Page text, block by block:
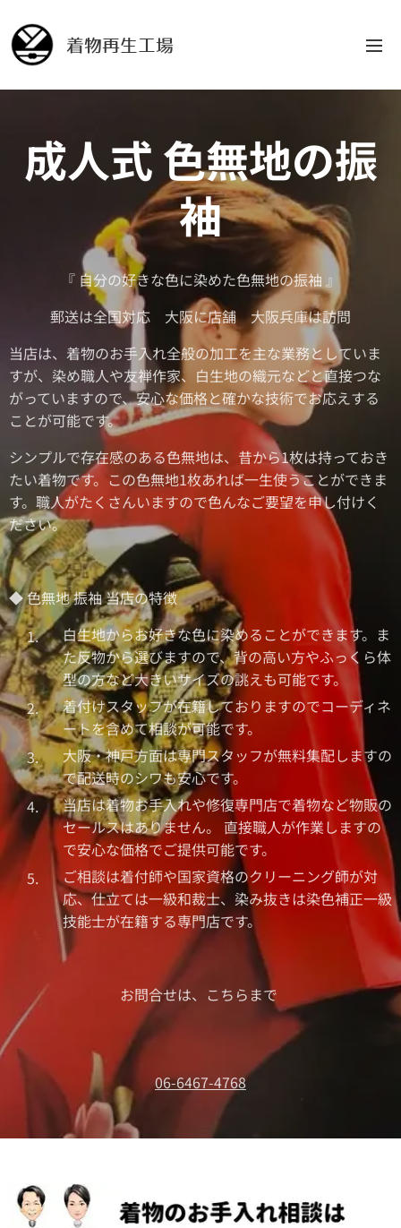
着物再生工場
成人式 色無地の振
袖
『 自分の好きな色に染めた色無地の振袖 』
郵送は全国対応 大阪に店舗 大阪兵庫は訪問
当店は、着物のお手入れ全般の加工を主な業務としていま
すが、染め職人や友禅作家、白生地の織元などと直接つな
がっていますので、安心な価格と確かな技術でお応えする
ことが可能です。
シンプルで存在感のある色無地は、昔から1枚は持っておき
たい着物です。この色無地1枚あれば一生使うことができま
す。職人がたくさんいますので色んなご要望を申し付けく
ださい。
◆ 色無地 振袖 当店の特徴
白生地からお好きな色に染めることができます。ま
た反物から選びますので、背の高い方やふっくら体
型の方など大きいサイズの誂えも可能です。
着付けスタッフが在籍しておりますのでコーディネ
ートを含めて相談が可能です。
大阪・神戸方面は専門スタッフが無料集配しますの
で配送時のシワも安心です。
当店は着物お手入れや修復専門店で着物など物販の
セールスはありません。 直接職人が作業しますの
で安心な価格でご提供可能です。
ご相談は着付師や国家資格のクリーニング師が対
応、仕立ては一級和裁士、染み抜きは染色補正一級
技能士が在籍する専門店です。
お問合せは、こちらまで
06-6467-4768